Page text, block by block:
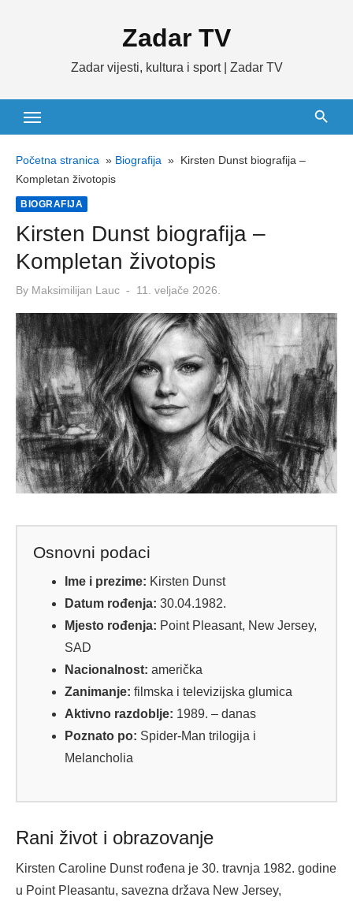
Zadar TV
Zadar vijesti, kultura i sport | Zadar TV
Početna stranica » Biografija » Kirsten Dunst biografija –
Kompletan životopis
BIOGRAFIJA
Kirsten Dunst biografija –
Kompletan životopis
By Maksimilijan Lauc
Posted
11. veljače 2026.
Osnovni podaci
Ime i prezime: Kirsten Dunst
Datum rođenja: 30.04.1982.
Mjesto rođenja: Point Pleasant, New Jersey,
SAD
Nacionalnost: američka
Zanimanje: filmska i televizijska glumica
Aktivno razdoblje: 1989. – danas
Poznato po: Spider-Man trilogija i
Melancholia
Rani život i obrazovanje
Kirsten Caroline Dunst rođena je 30. travnja 1982. godine
u Point Pleasantu, savezna država New Jersey,